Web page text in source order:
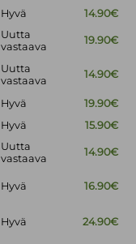
Hyvä 14.90€
Uutta
vastaava
19.90€
Uutta
vastaava
14.90€
Hyvä
19.90€
Hyvä 15.90€
Uutta
vastaava
14.90€
Hyvä 16.90€
Hyvä 24.90€